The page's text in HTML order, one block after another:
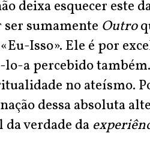
deixa esquecer este
ser sumamente Outro
Isso». Ele é por
lo-a percebido
no ateísmo.
dessa absoluta
verdade da